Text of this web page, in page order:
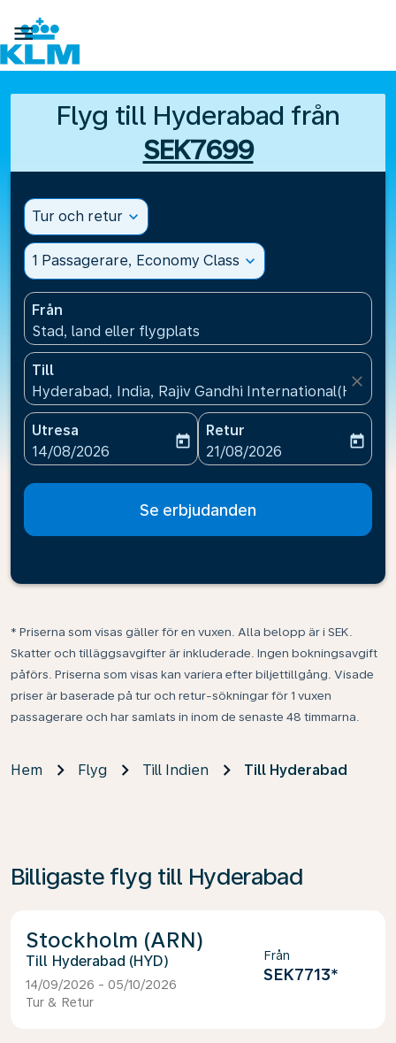

Flyg till Hyderabad från
SEK7699
Tur och retur expand_more
1 Passagerare, Economy Class expand_more
Från
Stad, land eller flygplats
Till
Hyderabad, India, Rajiv Gandhi International(HYD),
close
Utresa
fc-booking-departure-date-aria-label
14/08/2026
today
Retur
fc-booking-return-date-
21/08/2026
today
Se erbjudanden
* Priserna som visas gäller för en vuxen. Alla belopp är i SEK.
Skatter och tilläggsavgifter är inkluderade. Ingen bokningsavgift
påförs. Priserna som visas kan variera efter biljettillgång. Visade
priser är baserade på tur och retur-sökningar för 1 vuxen
passagerare och har samlats in inom de senaste 48 timmarna.
Hem Flyg Till Indien Till Hyderabad
Billigaste flyg till Hyderabad
Stockholm (ARN)
Hyderabad (HYD)
14/09/2026 - 05/10/2026
Tur & Retur
Från
SEK7713*